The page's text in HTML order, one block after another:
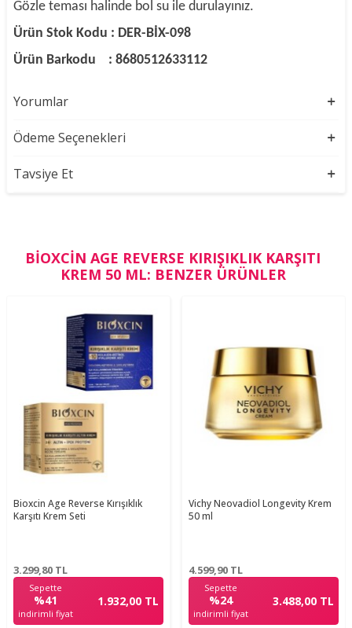
Gözle teması halinde bol su ile durulayınız.
Ürün Stok Kodu : DER-BİX-098
Ürün Barkodu : 8680512633112
Yorumlar
Ödeme Seçenekleri
Tavsiye Et
BIOXCIN AGE REVERSE KIRIŞIKLIK KARŞITI
KREM 50 ML: BENZER ÜRÜNLER
Bioxcin Age Reverse Kırışıklık
Karşıtı Krem Seti
3.299,80 TL
Sepette
%41
indirimli fiyat
1.932,00 TL
Vichy Neovadiol Longevity Krem
50 ml
4.599,90 TL
Sepette
%24
indirimli fiyat
3.488,00 TL